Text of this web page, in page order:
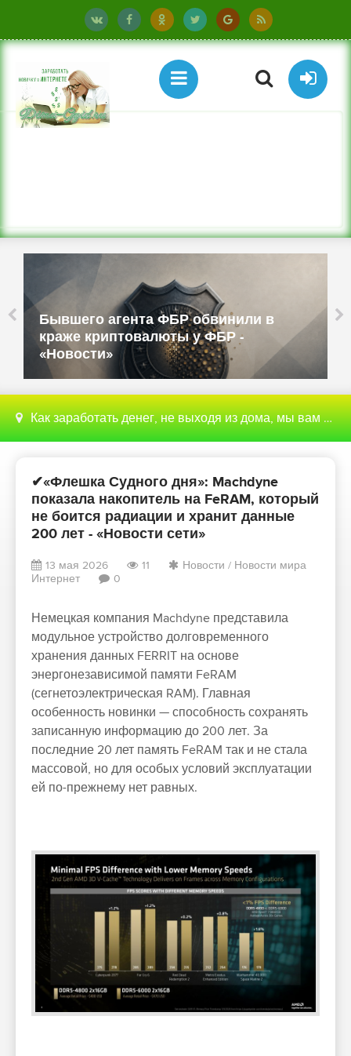
Бюджетные ТВ-приставки имитируют
смартфоны и работают как прокси -
«Новости»
Как заработать денег, не выходя из дома, мы вам поможем с этим разобраться
✔«Флешка Судного дня»: Machdyne
показала накопитель на FeRAM, который
не боится радиации и хранит данные
200 лет - «Новости сети»
13 мая 2026 11 Новости / Новости мира
Интернет
0
Немецкая компания Machdyne представила
модульное устройство долговременного
хранения данных FERRIT на основе
энергонезависимой памяти FeRAM
(сегнетоэлектрическая RAM). Главная
особенность новинки — способность сохранять
записанную информацию до 200 лет. За
последние 20 лет память FeRAM так и не стала
массовой, но для особых условий эксплуатации
ей по-прежнему нет равных.